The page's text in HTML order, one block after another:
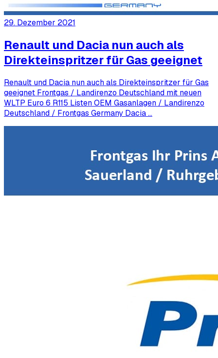
29. Dezember 2021
Renault und Dacia nun auch als
Direkteinspritzer für Gas geeignet
Renault und Dacia nun auch als Direkteinspritzer für Gas
geeignet Frontgas / Landirenzo Deutschland mit neuen
WLTP Euro 6 R115 Listen OEM Gasanlagen / Landirenzo
Deutschland / Frontgas Germany Dacia …